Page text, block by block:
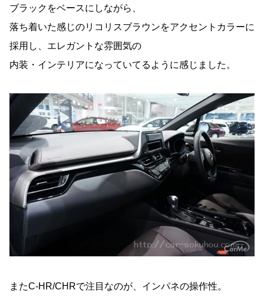
ブラックをベースにしながら、
落ち着いた感じのリコリスブラウンをアクセントカラーに
採用し、エレガントな雰囲気の
内装・インテリアになっていてるように感じました。
またC-HR/CHRで注目なのが、インパネの操作性。